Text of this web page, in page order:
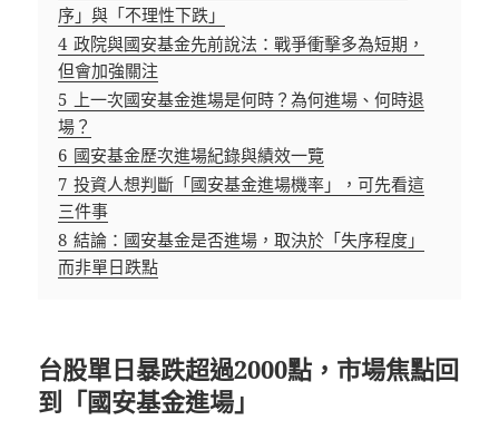
序」與「不理性下跌」
4 政院與國安基金先前說法：戰爭衝擊多為短期，
但會加強關注
5 上一次國安基金進場是何時？為何進場、何時退
場？
6 國安基金歷次進場紀錄與績效一覽
7 投資人想判斷「國安基金進場機率」，可先看這
三件事
8 結論：國安基金是否進場，取決於「失序程度」
而非單日跌點
台股單日暴跌超過2000點，市場焦點回
到「國安基金進場」